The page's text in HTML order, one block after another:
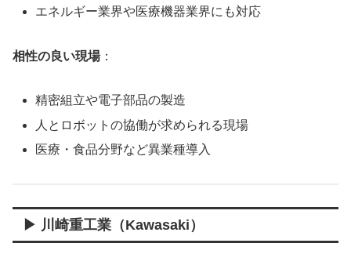
エネルギー業界や医療機器業界にも対応
相性の良い現場：
精密組立や電子部品の製造
人とロボットの協働が求められる現場
医療・食品分野など異業種導入
▶ 川崎重工業（Kawasaki）